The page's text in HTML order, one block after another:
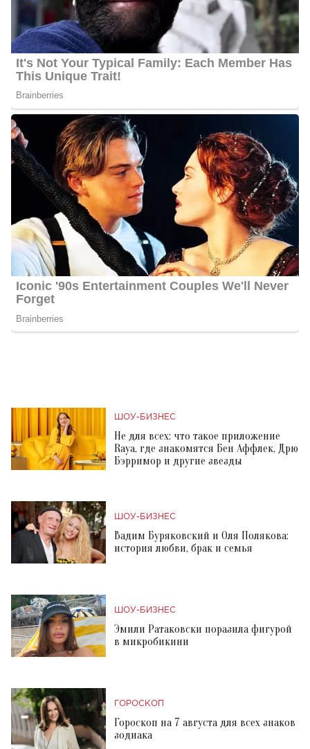
ШОУ-БИЗНЕС
Не для всех: что такое приложение
Raya, где знакомятся Бен Аффлек, Дрю
Бэрримор и другие звезды
ШОУ-БИЗНЕС
Вадим Буряковский и Оля Полякова:
история любви, брак и семья
ШОУ-БИЗНЕС
Эмили Ратаковски поразила фигурой
в микробикини
ГОРОСКОП
Гороскоп на 7 августа для всех знаков
зодиака